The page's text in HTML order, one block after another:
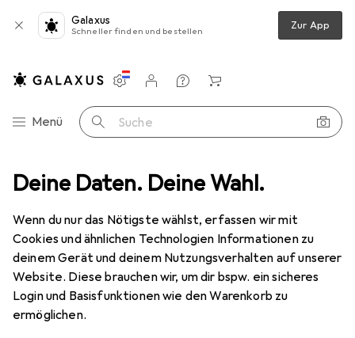
Deine Daten. Deine Wahl.
Wenn du nur das Nötigste wählst, erfassen wir mit
Cookies und ähnlichen Technologien Informationen zu
deinem Gerät und deinem Nutzungsverhalten auf unserer
Website. Diese brauchen wir, um dir bspw. ein sicheres
Login und Basisfunktionen wie den Warenkorb zu
ermöglichen.
Galaxus
Schneller finden und bestellen Zur App
Navigation nach Kategorien
Menü Suche
Einstellungen
Kundenkonto
Vergleichslisten
Merklisten
Warenkorb